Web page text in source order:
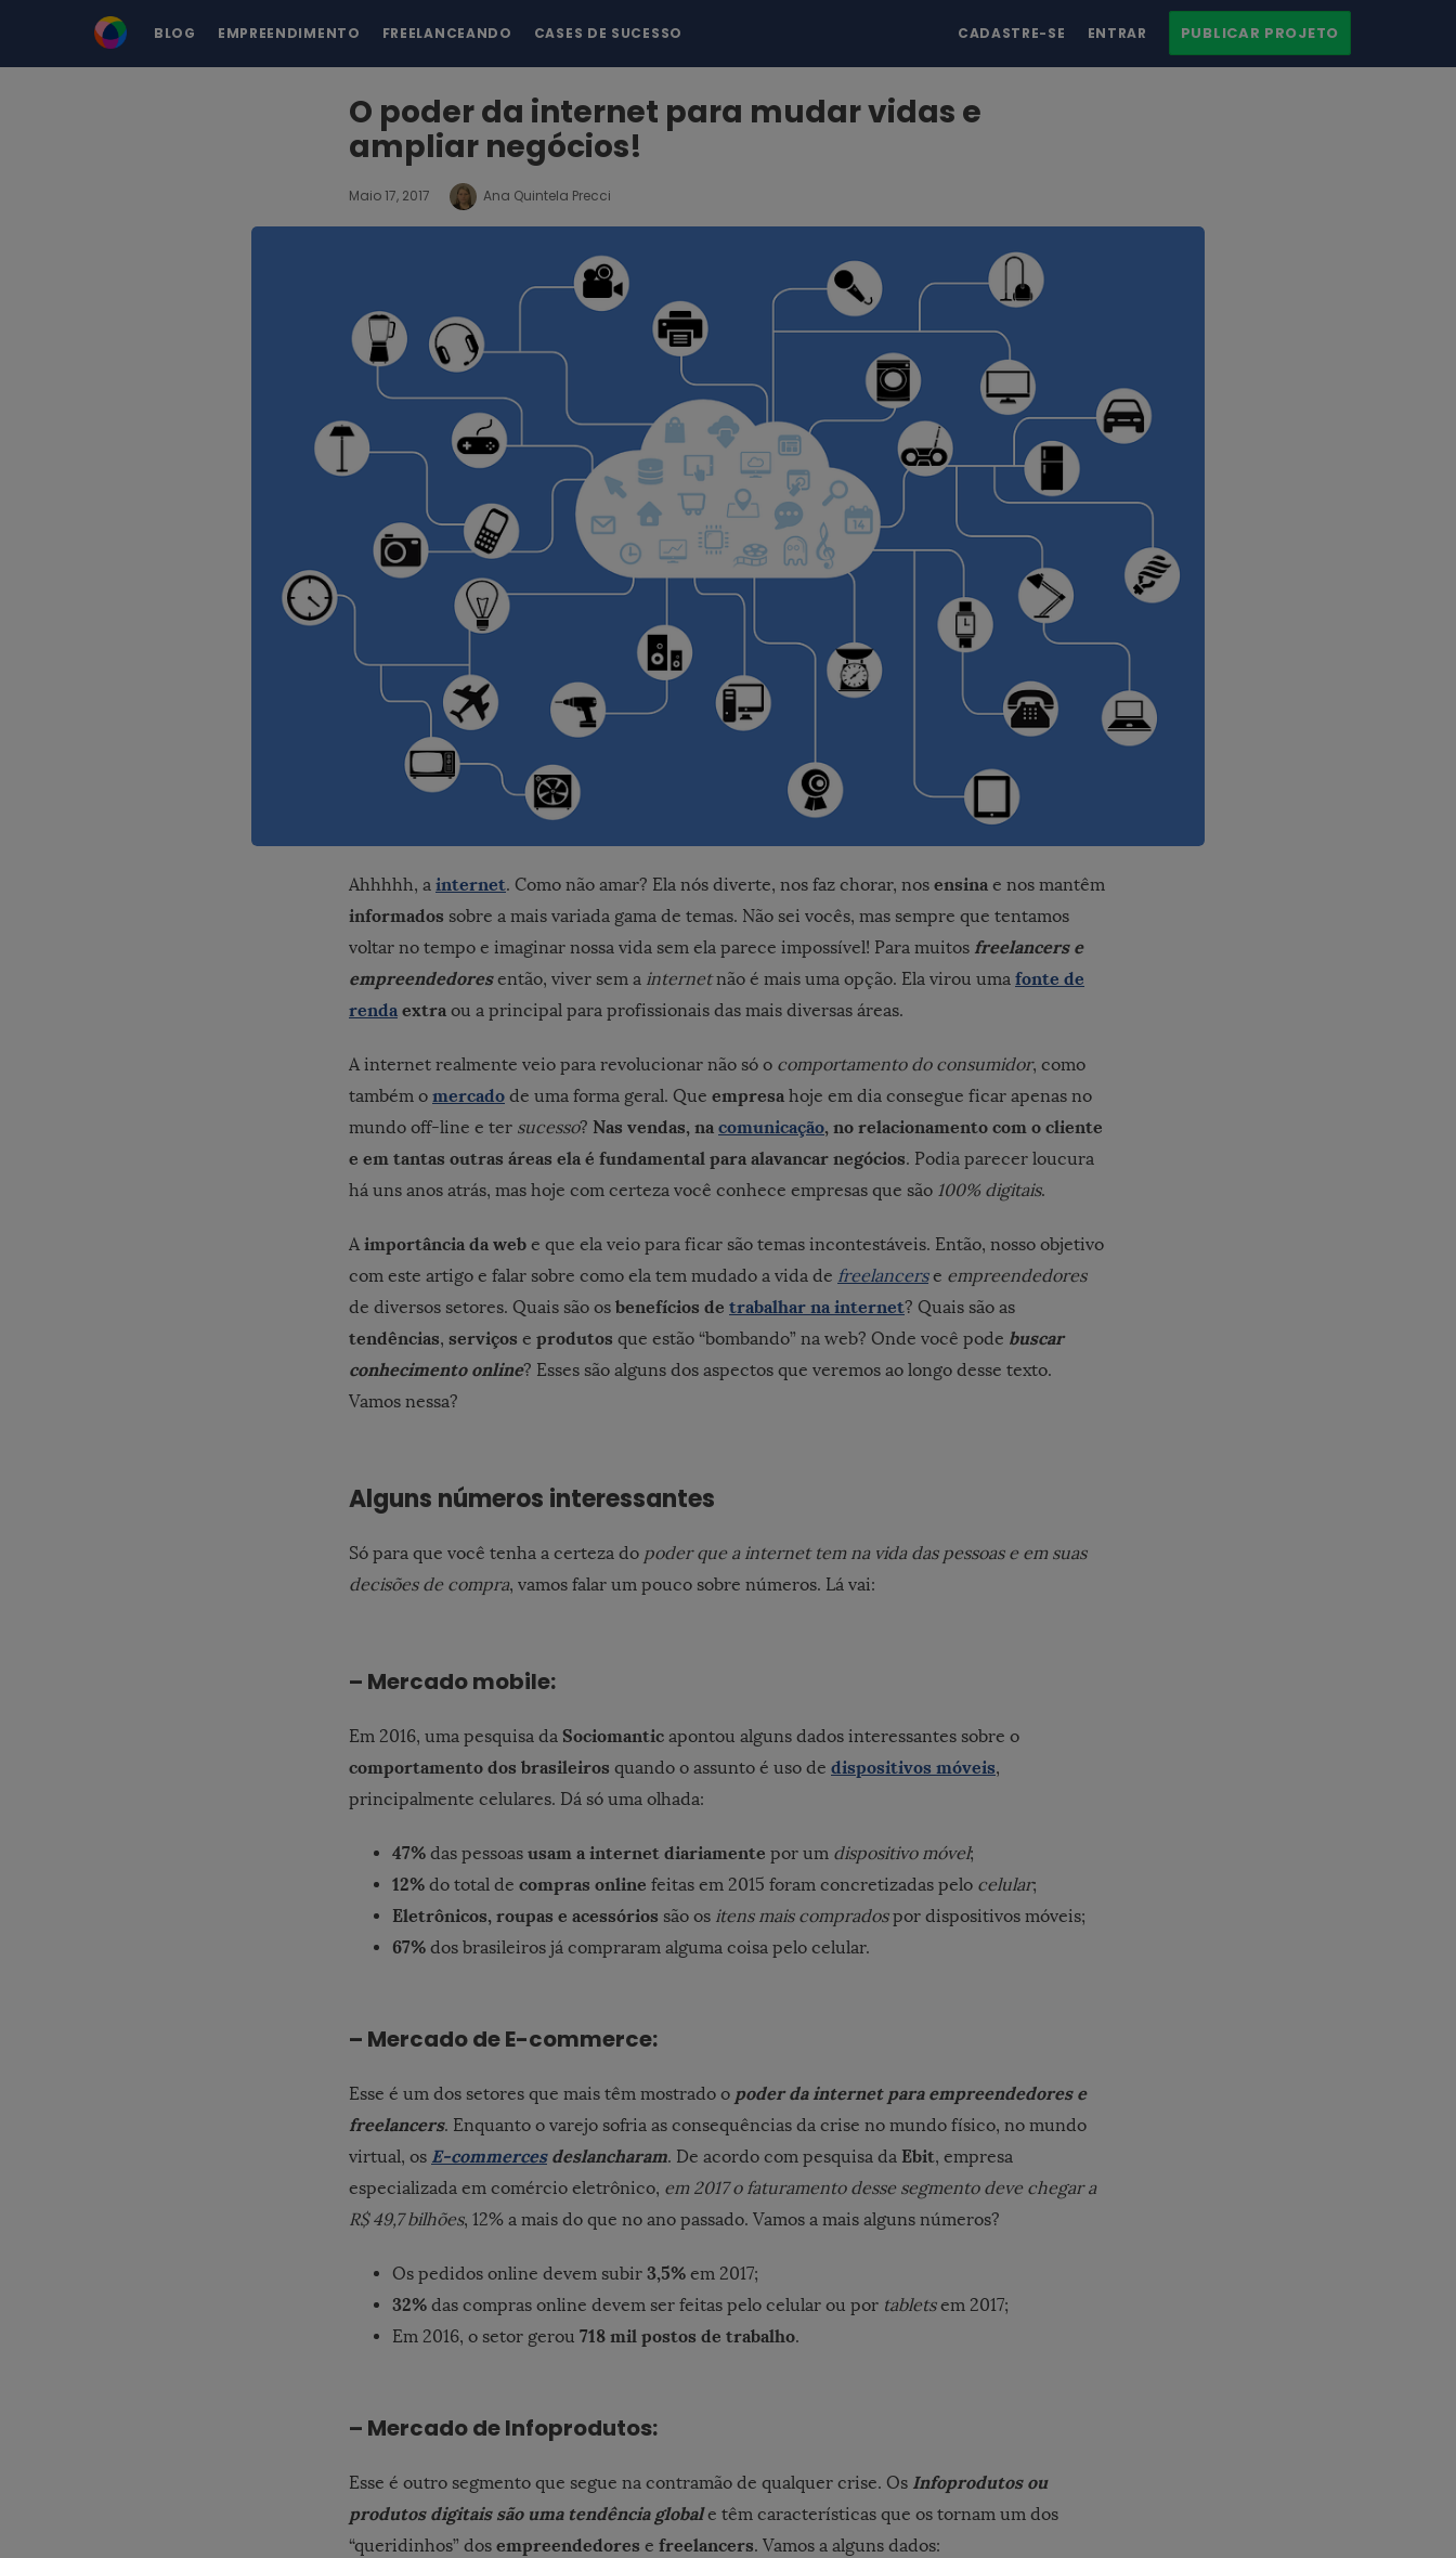
BLOG EMPREENDIMENTO FREELANCEANDO CASES DE SUCESSO CADASTRE-SE ENTRAR PUBLICAR PROJETO
O poder da internet para mudar vidas e
ampliar negócios!
Maio 17, 2017 Ana Quintela Precci
Ahhhhh, a internet. Como não amar? Ela nós diverte, nos faz chorar, nos ensina e nos mantêm
informados sobre a mais variada gama de temas. Não sei vocês, mas sempre que tentamos
voltar no tempo e imaginar nossa vida sem ela parece impossível! Para muitos freelancers e
empreendedoresentão, viver sem a internetnão é mais uma opção. Ela virou uma fonte de
renda extra ou a principal para profissionais das mais diversas áreas.
A internet realmente veio para revolucionar não só o comportamento do consumidor, como
também o mercado de uma forma geral. Que empresa hoje em dia consegue ficar apenas no
mundo off-line e ter sucesso? Nas vendas, na comunicação, no relacionamento com o cliente
e em tantas outras áreas ela é fundamental para alavancar negócios. Podia parecer loucura
há uns anos atrás, mas hoje com certeza você conhece empresas que são 100% digitais.
A importância da web e que ela veio para ficar são temas incontestáveis. Então, nosso objetivo
com este artigo e falar sobre como ela tem mudado a vida de freelancerse empreendedores
de diversos setores. Quais são os benefícios de trabalhar na internet? Quais são as
tendências, serviços e produtos que estão “bombando” na web? Onde você pode buscar
conhecimento online? Esses são alguns dos aspectos que veremos ao longo desse texto.
Vamos nessa?
Alguns números interessantes
Só para que você tenha a certeza do poder que a internet tem na vida das pessoas e em suas
decisões de compra, vamos falar um pouco sobre números. Lá vai:
– Mercado mobile:
Em 2016, uma pesquisa da Sociomantic apontou alguns dados interessantes sobre o
comportamento dos brasileiros quando o assunto é uso de dispositivos móveis,
principalmente celulares. Dá só uma olhada:
47% das pessoas usam a internet diariamente por um dispositivo móvel;
12% do total de compras online feitas em 2015 foram concretizadas pelo celular;
Eletrônicos, roupas e acessórios são os itens mais compradospor dispositivos móveis;
67% dos brasileiros já compraram alguma coisa pelo celular.
– Mercado de E-commerce:
Esse é um dos setores que mais têm mostrado o poder da internet para empreendedores e
freelancers. Enquanto o varejo sofria as consequências da crise no mundo físico, no mundo
virtual, os E-commercesdeslancharam. De acordo com pesquisa da Ebit, empresa
especializada em comércio eletrônico, em 2017 o faturamento desse segmento deve chegar a
R$ 49,7 bilhões, 12% a mais do que no ano passado. Vamos a mais alguns números?
Os pedidos online devem subir 3,5% em 2017;
32% das compras online devem ser feitas pelo celular ou por tabletsem 2017;
Em 2016, o setor gerou 718 mil postos de trabalho.
– Mercado de Infoprodutos:
Esse é outro segmento que segue na contramão de qualquer crise. Os Infoprodutos ou
produtos digitais são uma tendência global e têm características que os tornam um dos
“queridinhos” dos empreendedores e freelancers. Vamos a alguns dados: